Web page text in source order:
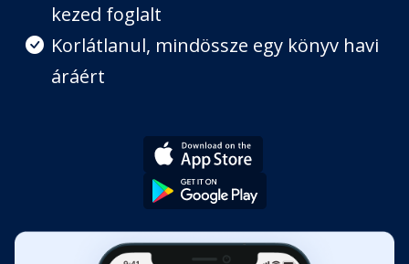
6. Nem kívánt gyermekek
Fejezet hossza: 00:44:13
7. Szabad sírni
Fejezet hossza: 00:50:58
Fejezet hossza: 00:16:21
kezed foglalt
Korlátlanul, mindössze egy könyv havi
áráért